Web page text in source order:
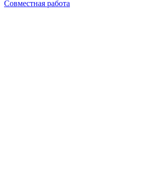
Совместная работа